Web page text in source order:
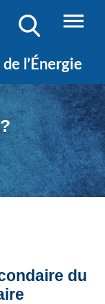
l’Énergie
du